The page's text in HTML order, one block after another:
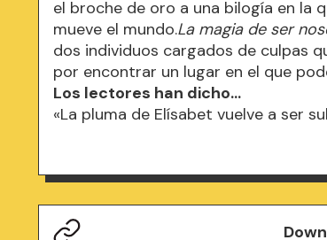
el broche de oro a una bilogía en la
mueve el mundo.La magia de ser
dos individuos cargados de culpas
por encontrar un lugar en el que
Los lectores han dicho...
«La pluma de Elísabet vuelve a ser